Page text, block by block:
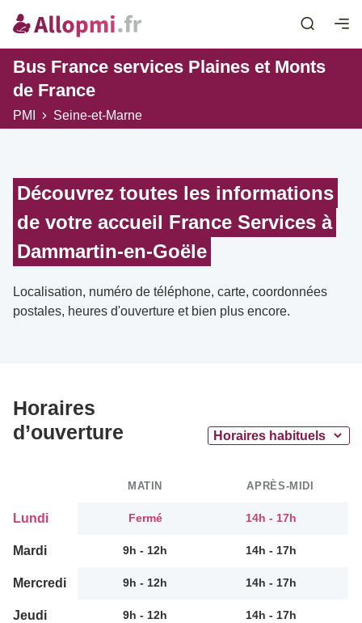
Bus France services Plaines et Monts
de France
PMI Seine-et-Marne
Découvrez toutes les informations
de votre accueil France Services à
Dammartin-en-Goële
Localisation, numéro de téléphone, carte, coordonnées
postales, heures d'ouverture et bien plus encore.
Horaires
d’ouverture
MATIN APRÈS-MIDI
Lundi Fermé 14h - 17h
Mardi 9h - 12h 14h - 17h
Mercredi 9h - 12h 14h - 17h
Jeudi 9h - 12h 14h - 17h